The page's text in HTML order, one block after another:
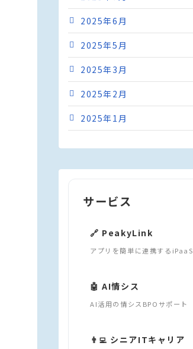
2025年6月
2025年5月
2025年3月
2025年2月
2025年1月
サービス
🔗 PeakyLink
アプリを簡単に連携するiPaaS
🤖 AI情シス
AI活用の情シスBPOサポート
👨‍💻 シニアITキャリア